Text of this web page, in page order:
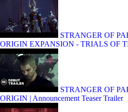
STRANGER OF
ORIGIN EXPANSION - TRIALS OF
STRANGER OF
ORIGIN | Announcement Teaser Trailer